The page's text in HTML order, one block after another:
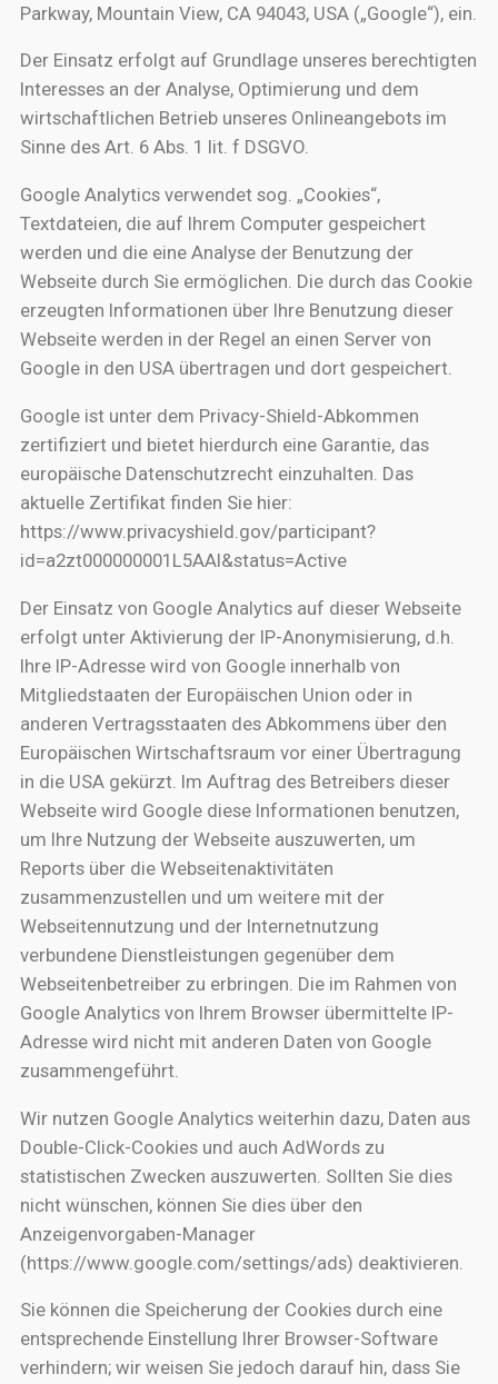
Parkway, Mountain View, CA 94043, USA („Google“), ein.
Der Einsatz erfolgt auf Grundlage unseres berechtigten
Interesses an der Analyse, Optimierung und dem
wirtschaftlichen Betrieb unseres Onlineangebots im
Sinne des Art. 6 Abs. 1 lit. f DSGVO.
Google Analytics verwendet sog. „Cookies“,
Textdateien, die auf Ihrem Computer gespeichert
werden und die eine Analyse der Benutzung der
Webseite durch Sie ermöglichen. Die durch das Cookie
erzeugten Informationen über Ihre Benutzung dieser
Webseite werden in der Regel an einen Server von
Google in den USA übertragen und dort gespeichert.
Google ist unter dem Privacy-Shield-Abkommen
zertifiziert und bietet hierdurch eine Garantie, das
europäische Datenschutzrecht einzuhalten. Das
aktuelle Zertifikat finden Sie hier:
https://www.privacyshield.gov/participant?
id=a2zt000000001L5AAI&status=Active
Der Einsatz von Google Analytics auf dieser Webseite
erfolgt unter Aktivierung der IP-Anonymisierung, d.h.
Ihre IP-Adresse wird von Google innerhalb von
Mitgliedstaaten der Europäischen Union oder in
anderen Vertragsstaaten des Abkommens über den
Europäischen Wirtschaftsraum vor einer Übertragung
in die USA gekürzt. Im Auftrag des Betreibers dieser
Webseite wird Google diese Informationen benutzen,
um Ihre Nutzung der Webseite auszuwerten, um
Reports über die Webseitenaktivitäten
zusammenzustellen und um weitere mit der
Webseitennutzung und der Internetnutzung
verbundene Dienstleistungen gegenüber dem
Webseitenbetreiber zu erbringen. Die im Rahmen von
Google Analytics von Ihrem Browser übermittelte IP-
Adresse wird nicht mit anderen Daten von Google
zusammengeführt.
Wir nutzen Google Analytics weiterhin dazu, Daten aus
Double-Click-Cookies und auch AdWords zu
statistischen Zwecken auszuwerten. Sollten Sie dies
nicht wünschen, können Sie dies über den
Anzeigenvorgaben-Manager
(https://www.google.com/settings/ads) deaktivieren.
Sie können die Speicherung der Cookies durch eine
entsprechende Einstellung Ihrer Browser-Software
verhindern; wir weisen Sie jedoch darauf hin, dass Sie